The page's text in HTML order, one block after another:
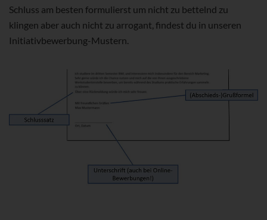
Schluss am besten formulierst um nicht zu bettelnd zu
klingen aber auch nicht zu arrogant, findest du in unseren
Initiativbewerbung-Mustern.